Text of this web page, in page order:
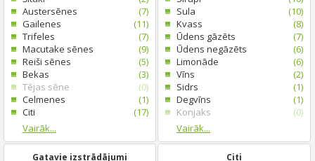
Austersēnes
(7)
Gailenes
(11)
Trifeles
(7)
Macutake sēnes
(9)
Reiši sēnes
(5)
Bekas
(3)
Tējas sēne
(0)
Celmenes
(1)
Citi
(17)
Vairāk...
Sula
(10)
Kvass
(8)
Ūdens gāzēts
(7)
Ūdens negāzēts
(6)
Limonāde
(6)
Vīns
(2)
Sidrs
(1)
Degvīns
(1)
Konjaks
(0)
Vairāk...
Gatavie izstrādājumi Citi